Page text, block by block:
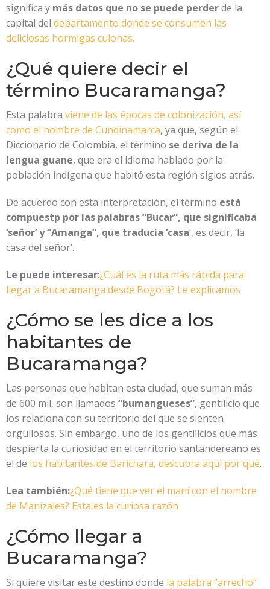
significa y más datos que no se puede perderde la
capital del departamento donde se consumen las
deliciosas hormigas culonas.
¿Qué quiere decir el
término Bucaramanga?
Esta palabra viene de las épocas de colonización, así
como el nombre de Cundinamarca, ya que, según el
Diccionario de Colombia, el término se deriva de la
lengua guane, que era el idioma hablado por la
población indígena que habitó esta región siglos atrás.
De acuerdo con esta interpretación, el término está
compuestp por las palabras “Bucar”, que significaba
‘señor’ y “Amanga”, que traducía ‘casa’, es decir, ‘la
casa del señor’.
Le puede interesar:¿Cuál es la ruta más rápida para
llegar a Bucaramanga desde Bogotá? Le explicamos
¿Cómo se les dice a los
habitantes de
Bucaramanga?
Las personas que habitan esta ciudad, que suman más
de 600 mil, son llamados “bumangueses”, gentilicio que
los relaciona con su territorio del que se sienten
orgullosos. Sin embargo, uno de los gentilicios que más
despierta la curiosidad en el territorio santandereano es
el de los habitantes de Barichara, descubra aquí por qué.
Lea también:¿Qué tiene que ver el maní con el nombre
de Manizales? Esta es la curiosa razón
¿Cómo llegar a
Bucaramanga?
Si quiere visitar este destino donde la palabra “arrecho”